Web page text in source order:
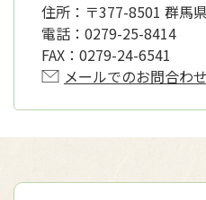
住所： 〒377-8501 群馬
電話： 0279-25-8414
FAX： 0279-24-6541
メールでのお問合わ